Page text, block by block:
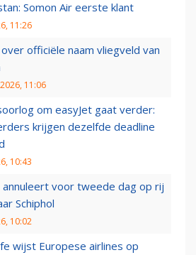
Somon Air eerste klant
11:26
officiële naam vliegveld van
11:06
om easyJet gaat verder:
krijgen dezelfde deadline
10:43
annuleert voor tweede dag op rij
Schiphol
10:02
wijst Europese airlines op